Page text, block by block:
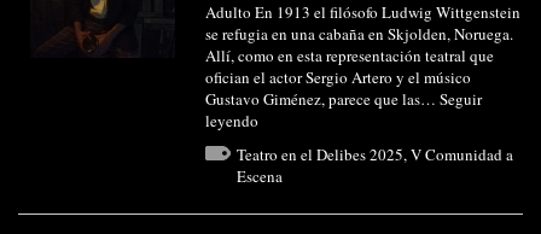
Adulto En 1913 el filósofo Ludwig Wittgenstein
se refugia en una cabaña en Skjolden, Noruega.
Allí, como en esta representación teatral que
ofician el actor Sergio Artero y el músico
Gustavo Giménez, parece que las… Seguir
leyendo
Teatro en el Delibes 2025,V Comunidad a
Escena